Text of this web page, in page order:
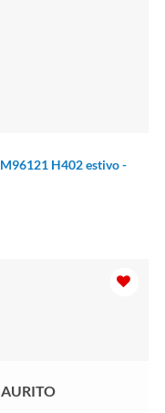
H402 estivo -